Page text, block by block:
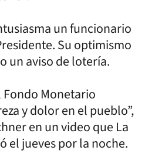
un funcionario
Su optimismo
un aviso de lotería.
Fondo Monetario
y dolor en el pueblo”,
en un video que La
el jueves por la noche.